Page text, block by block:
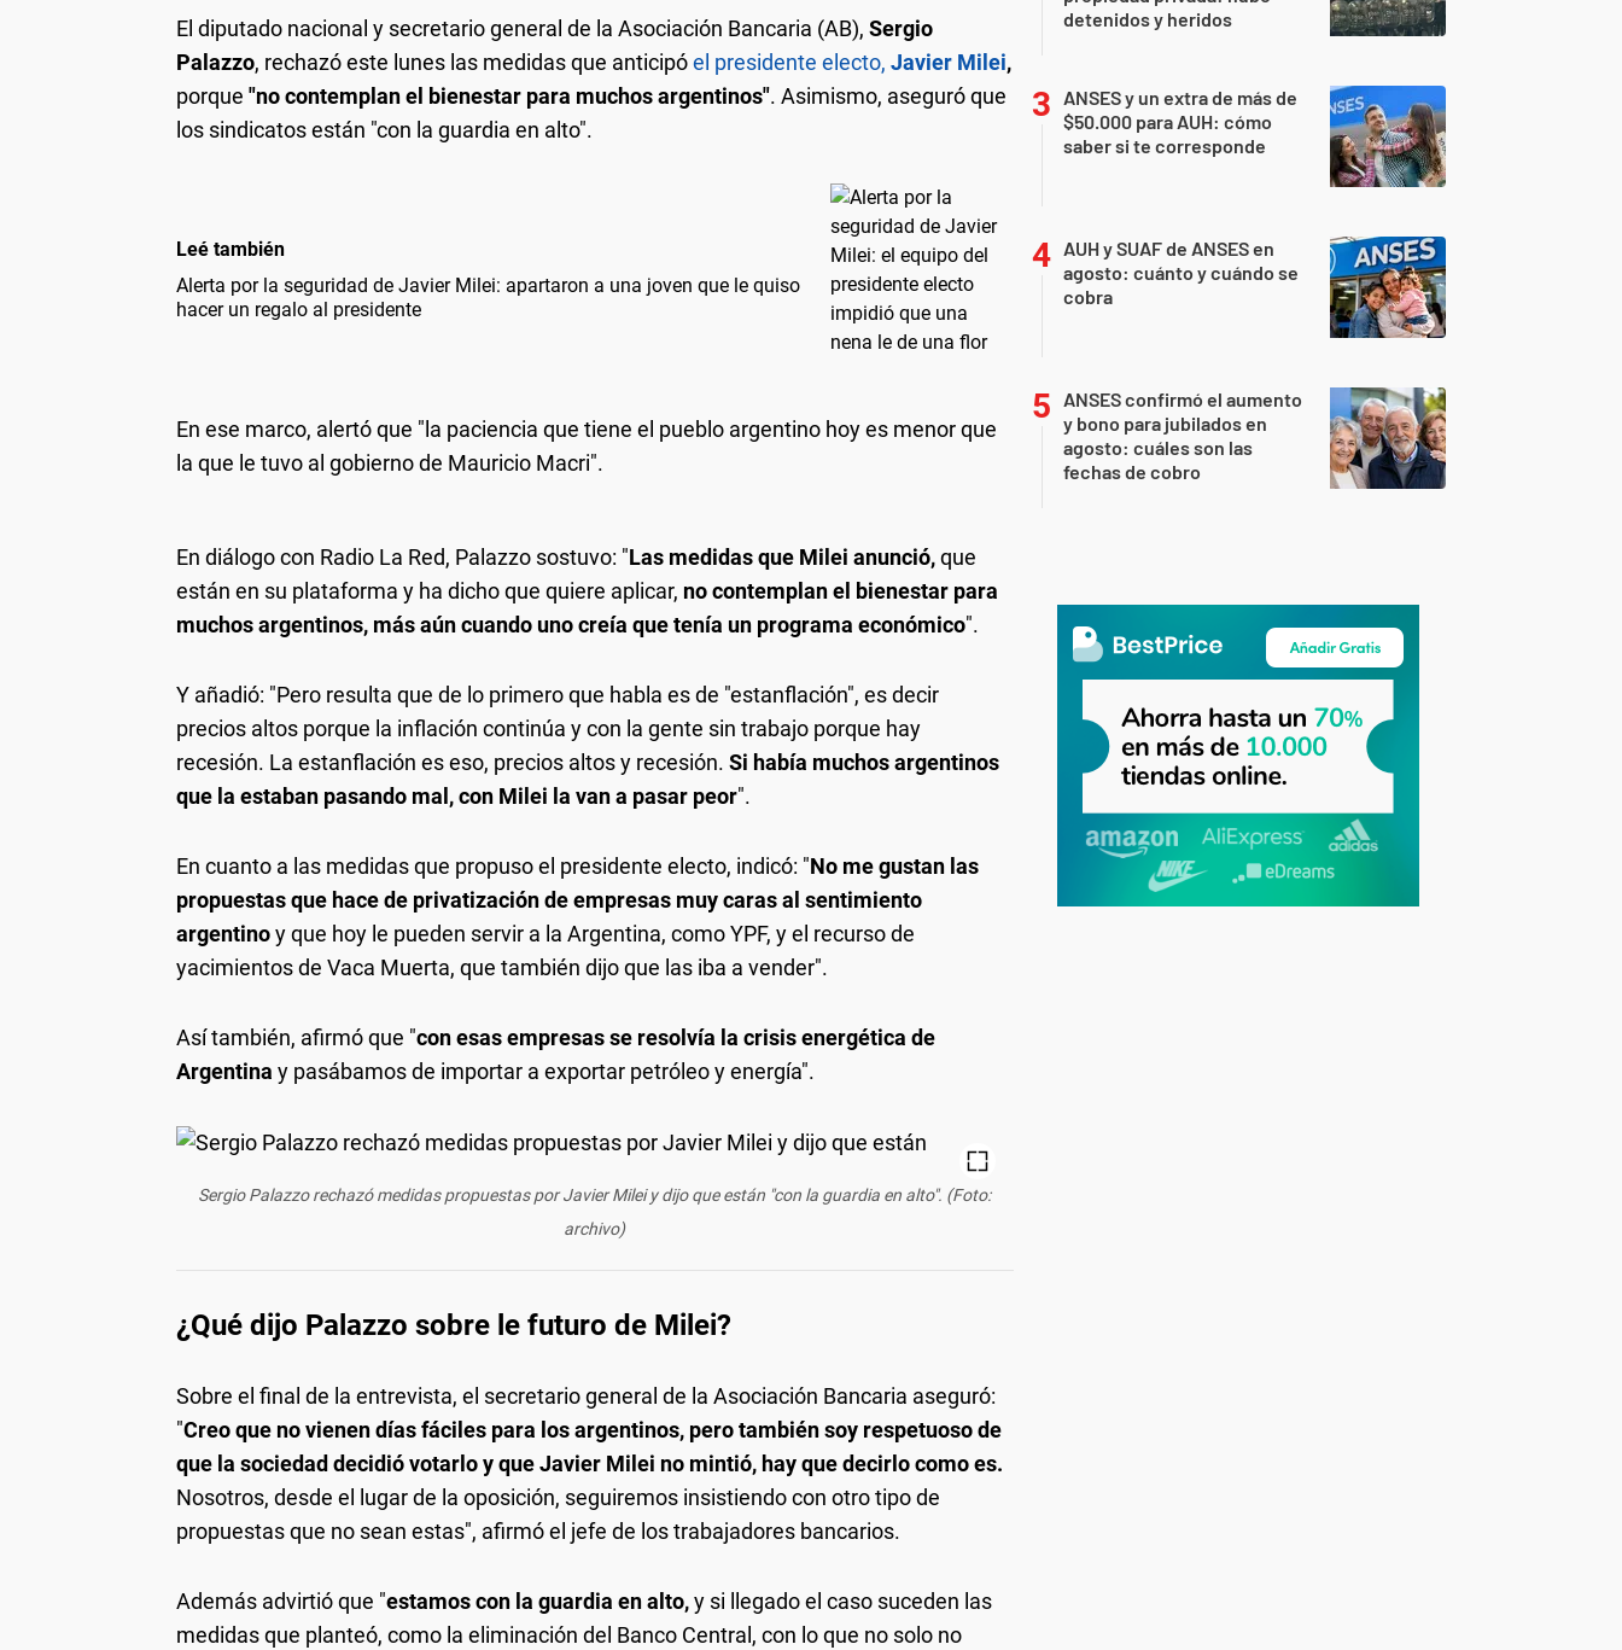
El diputado nacional y secretario general de la Asociación Bancaria (AB), Sergio
Palazzo, rechazó este lunes las medidas que anticipóel presidente electo, Javier Milei,
porque "no contemplan el bienestar para muchos argentinos". Asimismo, aseguró que
los sindicatos están "con la guardia en alto".
Leé también
Alerta por la seguridad de Javier Milei: apartaron a una joven que le quiso
hacer un regalo al presidente
En ese marco, alertó que "la paciencia que tiene el pueblo argentino hoy es menor que
la que le tuvo al gobierno de Mauricio Macri".
En diálogo con Radio La Red, Palazzo sostuvo: "Las medidas que Milei anunció,que
están en su plataforma y ha dicho que quiere aplicar, no contemplan el bienestar para
muchos argentinos, más aún cuando uno creía que tenía un programa económico".
Y añadió: "Pero resulta que de lo primero que habla es de "estanflación", es decir
precios altos porque la inflación continúa y con la gente sin trabajo porque hay
recesión. La estanflación es eso, precios altos y recesión. Si había muchos argentinos
que la estaban pasando mal, con Milei la van a pasar peor".
En cuanto a las medidas que propuso el presidente electo, indicó: "No me gustan las
propuestas que hace de privatización de empresas muy caras al sentimiento
argentinoy que hoy le pueden servir a la Argentina, como YPF, y el recurso de
yacimientos de Vaca Muerta, que también dijo que las iba a vender".
Así también, afirmó que "con esas empresas se resolvía la crisis energética de
Argentina y pasábamos de importar a exportar petróleo y energía".
Sergio Palazzo rechazó medidas propuestas por Javier Milei y dijo que están "con la guardia en alto". (Foto:
archivo)
¿Qué dijo Palazzo sobre le futuro de Milei?
Sobre el final de la entrevista, el secretario general de la Asociación Bancaria aseguró:
"Creo que no vienen días fáciles para los argentinos, pero también soy respetuoso de
que la sociedad decidió votarlo y que Javier Milei no mintió, hay que decirlo como es.
Nosotros, desde el lugar de la oposición, seguiremos insistiendo con otro tipo de
propuestas que no sean estas", afirmó el jefe de los trabajadores bancarios.
Además advirtió que "estamos con la guardia en alto,y si llegado el caso suceden las
medidas que planteó, como la eliminación del Banco Central, con lo que no solo no
detenidos y heridos
ANSES y un extra de más de
$50.000 para AUH: cómo
saber si te corresponde
AUH y SUAF de ANSES en
agosto: cuánto y cuándo se
cobra
ANSES confirmó el aumento
y bono para jubilados en
agosto: cuáles son las
fechas de cobro